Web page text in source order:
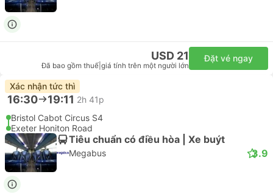
USD 21
Đã bao gồm thuế giá tính trên một người lớn
Đặt vé ngay
Xác nhận tức thì
16:30 19:11 2h 41p
Bristol Cabot Circus S4
Exeter Honiton Road
Tiêu chuẩn có điều hòa | Xe buýt
Megabus 3.9